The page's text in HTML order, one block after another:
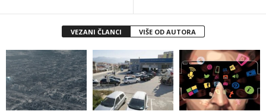
VEZANI ČLANCI VIŠE OD AUTORA